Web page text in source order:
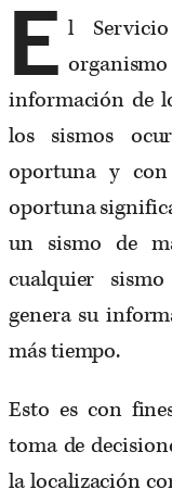
E l
información de
los sismos
oportuna y con
oportuna
un sismo de
cualquier
genera su
más tiempo.
Esto es con
toma de
la localización